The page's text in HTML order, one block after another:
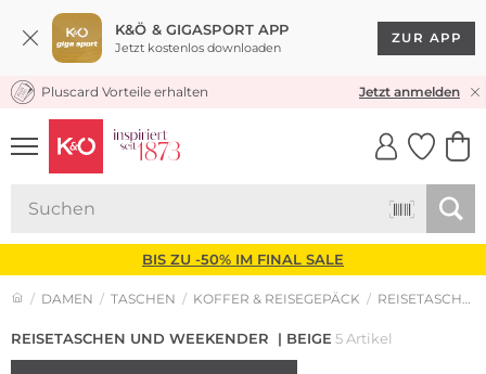
K&Ö & GIGASPORT APP
Jetzt kostenlos downloaden
ZUR APP
KOSTENLOSER VERSAND* & RÜCKVERSAND
Pluscard Vorteile erhalten Jetzt anmelden
UNSERE APP
CLICK &
BIS ZU -50% IM FINAL SALE
DAMEN TASCHEN KOFFER & REISEGEPÄCK REISETASCHEN UND WEEKENDER
REISETASCHEN UND WEEKENDER | BEIGE 5 Artikel